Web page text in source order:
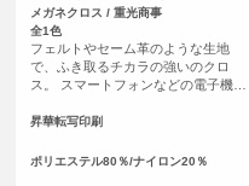
メガネクロス / 重光商事
全1色
フェルトやセーム革のような生地
で、ふき取るチカラの強いのクロ
ス。 スマートフォンなどの電子機器
すすめです。
昇華転写印刷
ポリエステル80％/ナイロン20％